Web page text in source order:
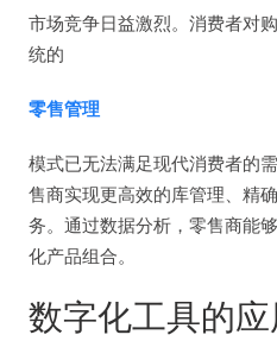
市场竞争日益激烈。消费者对
统的
零售管理
模式已无法满足现代消费者的
售商实现更高效的库管理、精
务。通过数据分析，零售商能
化产品组合。
数字化工具的应